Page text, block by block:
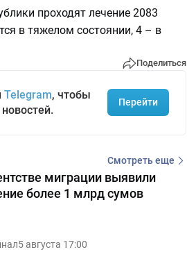
проходят лечение 2083
в тяжелом состоянии, 4 – в
Поделиться
Telegram, чтобы
Перейти
Смотреть еще
миграции выявили
более 1 млрд сумов
5 августа 17:00